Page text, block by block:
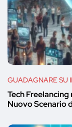
GUADAGNARE SU
Tech
Nuovo Scenario